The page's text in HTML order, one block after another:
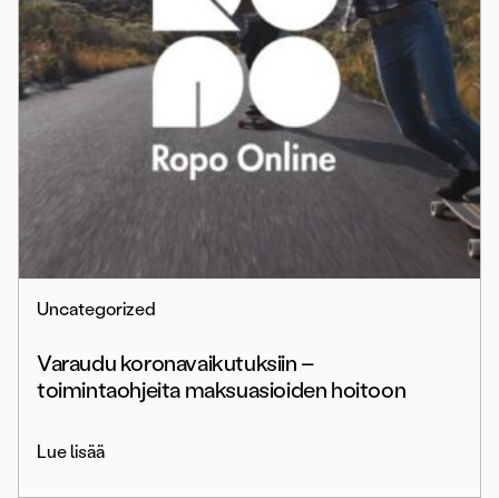
Uncategorized
Varaudu koronavaikutuksiin –
toimintaohjeita maksuasioiden hoitoon
Lue lisää